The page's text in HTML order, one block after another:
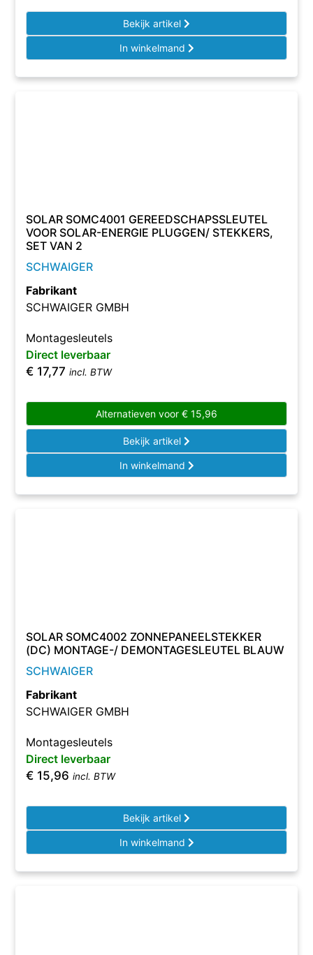
Bekijk artikel
In winkelmand
SOLAR SOMC4001 GEREEDSCHAPSSLEUTEL
VOOR SOLAR-ENERGIE PLUGGEN/ STEKKERS,
SET VAN 2
SCHWAIGER
Fabrikant
SCHWAIGER GMBH
Montagesleutels
Direct leverbaar
€ 17,77 incl. BTW
Alternatieven voor € 15,96
Bekijk artikel
In winkelmand
SOLAR SOMC4002 ZONNEPANEELSTEKKER
(DC) MONTAGE-/ DEMONTAGESLEUTEL BLAUW
SCHWAIGER
Fabrikant
SCHWAIGER GMBH
Montagesleutels
Direct leverbaar
€ 15,96 incl. BTW
Bekijk artikel
In winkelmand